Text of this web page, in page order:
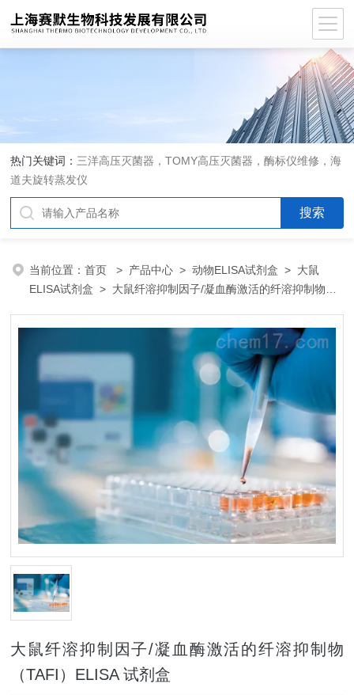
热门关键词： 三洋高压灭菌器，TOMY高压灭菌器，酶标仪维修，海
道夫旋转蒸发仪
当前位置：首页 > 产品中心 >动物ELISA试剂盒 > 大鼠
ELISA试剂盒 > 大鼠纤溶抑制因子/凝血酶激活的纤溶抑制物
大鼠纤溶抑制因子/凝血酶激活的纤溶抑制物
（TAFI）ELISA 试剂盒